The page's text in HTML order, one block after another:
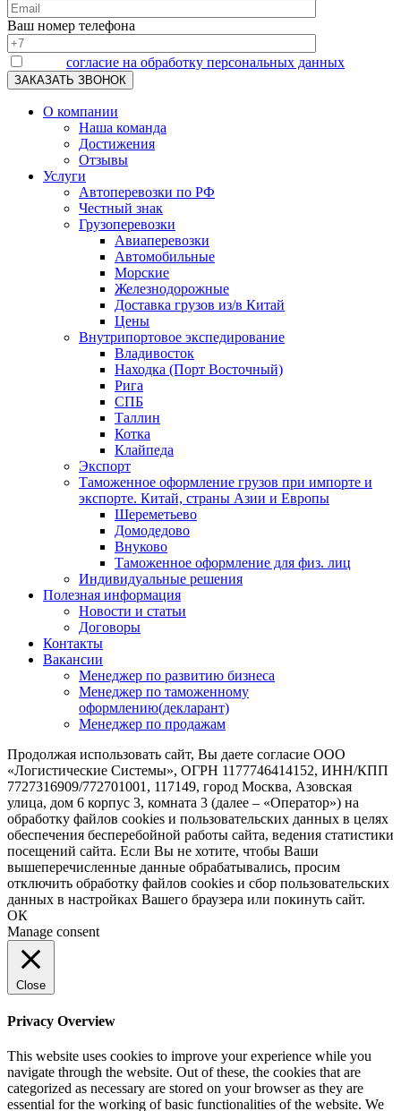
Ваш номер телефона
согласие на обработку персональных данных
О компании
Наша команда
Достижения
Отзывы
Услуги
Автоперевозки по РФ
Честный знак
Грузоперевозки
Авиаперевозки
Автомобильные
Морские
Железнодорожные
Доставка грузов из/в Китай
Цены
Внутрипортовое экспедирование
Владивосток
Находка (Порт Восточный)
Рига
СПБ
Таллин
Котка
Клайпеда
Экспорт
Таможенное оформление грузов при импорте и
экспорте. Китай, страны Азии и Европы
Шереметьево
Домодедово
Внуково
Таможенное оформление для физ. лиц
Индивидуальные решения
Полезная информация
Новости и статьи
Договоры
Контакты
Вакансии
Менеджер по развитию бизнеса
Менеджер по таможенному
оформлению(декларант)
Менеджер по продажам
Продолжая использовать сайт, Вы даете согласие ООО
«Логистические Системы», ОГРН 1177746414152, ИНН/КПП
7727316909/772701001, 117149, город Москва, Азовская
улица, дом 6 корпус 3, комната 3 (далее – «Оператор») на
обработку файлов cookies и пользовательских данных в целях
обеспечения бесперебойной работы сайта, ведения статистики
посещений сайта. Если Вы не хотите, чтобы Ваши
вышеперечисленные данные обрабатывались, просим
отключить обработку файлов cookies и сбор пользовательских
данных в настройках Вашего браузера или покинуть сайт.
ОК
Manage consent
Close
Privacy Overview
This website uses cookies to improve your experience while you
navigate through the website. Out of these, the cookies that are
categorized as necessary are stored on your browser as they are
essential for the working of basic functionalities of the website. We